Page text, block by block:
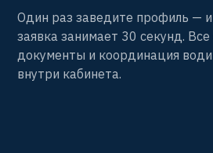
Один раз заведите профиль —
заявка занимает 30 секунд. Все
документы и координация
внутри кабинета.